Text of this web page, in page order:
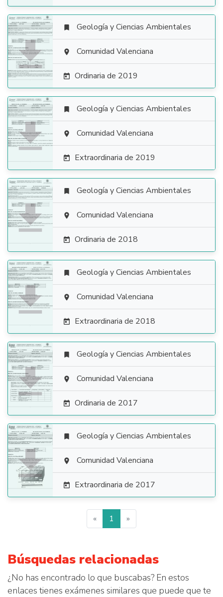

 Geología y Ciencias Ambientales
 Comunidad Valenciana
 Ordinaria de 2019

 Geología y Ciencias Ambientales
 Comunidad Valenciana
 Extraordinaria de 2019

 Geología y Ciencias Ambientales
 Comunidad Valenciana
 Ordinaria de 2018

 Geología y Ciencias Ambientales
 Comunidad Valenciana
 Extraordinaria de 2018

 Geología y Ciencias Ambientales
 Comunidad Valenciana
 Ordinaria de 2017

 Geología y Ciencias Ambientales
 Comunidad Valenciana
 Extraordinaria de 2017
« 1 »
Búsquedas relacionadas
¿No has encontrado lo que buscabas? En estos
enlaces tienes exámenes similares que puede que te